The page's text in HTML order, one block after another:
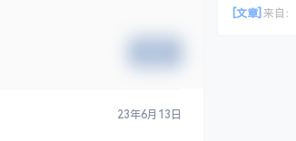
23年6月13日
[文章] 来自：